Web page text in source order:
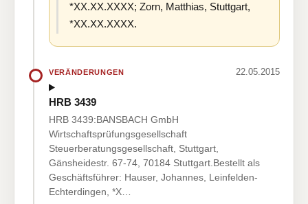
*XX.XX.XXXX; Zorn, Matthias, Stuttgart,
*XX.XX.XXXX.
VERÄNDERUNGEN 22.05.2015
HRB 3439
HRB 3439:BANSBACH GmbH
Wirtschaftsprüfungsgesellschaft
Steuerberatungsgesellschaft, Stuttgart,
Gänsheidestr. 67-74, 70184 Stuttgart.Bestellt als
Geschäftsführer: Hauser, Johannes, Leinfelden-
Echterdingen, *X…